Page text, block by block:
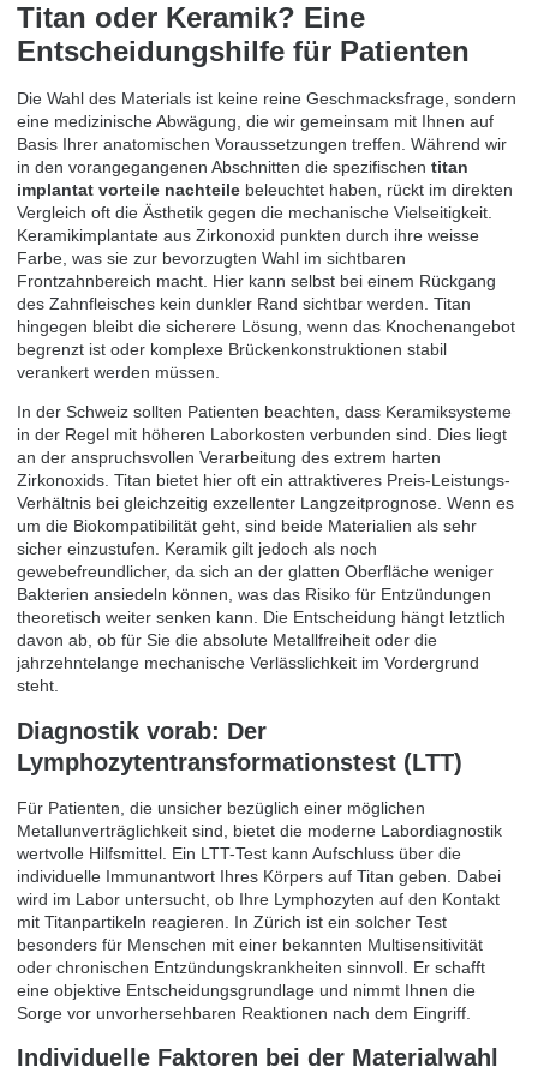
Titan oder Keramik? Eine
Entscheidungshilfe für Patienten
Die Wahl des Materials ist keine reine Geschmacksfrage, sondern
eine medizinische Abwägung, die wir gemeinsam mit Ihnen auf
Basis Ihrer anatomischen Voraussetzungen treffen. Während wir
in den vorangegangenen Abschnitten die spezifischen titan
implantat vorteile nachteile beleuchtet haben, rückt im direkten
Vergleich oft die Ästhetik gegen die mechanische Vielseitigkeit.
Keramikimplantate aus Zirkonoxid punkten durch ihre weisse
Farbe, was sie zur bevorzugten Wahl im sichtbaren
Frontzahnbereich macht. Hier kann selbst bei einem Rückgang
des Zahnfleisches kein dunkler Rand sichtbar werden. Titan
hingegen bleibt die sicherere Lösung, wenn das Knochenangebot
begrenzt ist oder komplexe Brückenkonstruktionen stabil
verankert werden müssen.
In der Schweiz sollten Patienten beachten, dass Keramiksysteme
in der Regel mit höheren Laborkosten verbunden sind. Dies liegt
an der anspruchsvollen Verarbeitung des extrem harten
Zirkonoxids. Titan bietet hier oft ein attraktiveres Preis-Leistungs-
Verhältnis bei gleichzeitig exzellenter Langzeitprognose. Wenn es
um die Biokompatibilität geht, sind beide Materialien als sehr
sicher einzustufen. Keramik gilt jedoch als noch
gewebefreundlicher, da sich an der glatten Oberfläche weniger
Bakterien ansiedeln können, was das Risiko für Entzündungen
theoretisch weiter senken kann. Die Entscheidung hängt letztlich
davon ab, ob für Sie die absolute Metallfreiheit oder die
jahrzehntelange mechanische Verlässlichkeit im Vordergrund
steht.
Diagnostik vorab: Der
Lymphozytentransformationstest (LTT)
Für Patienten, die unsicher bezüglich einer möglichen
Metallunverträglichkeit sind, bietet die moderne Labordiagnostik
wertvolle Hilfsmittel. Ein LTT-Test kann Aufschluss über die
individuelle Immunantwort Ihres Körpers auf Titan geben. Dabei
wird im Labor untersucht, ob Ihre Lymphozyten auf den Kontakt
mit Titanpartikeln reagieren. In Zürich ist ein solcher Test
besonders für Menschen mit einer bekannten Multisensitivität
oder chronischen Entzündungskrankheiten sinnvoll. Er schafft
eine objektive Entscheidungsgrundlage und nimmt Ihnen die
Sorge vor unvorhersehbaren Reaktionen nach dem Eingriff.
Individuelle Faktoren bei der Materialwahl